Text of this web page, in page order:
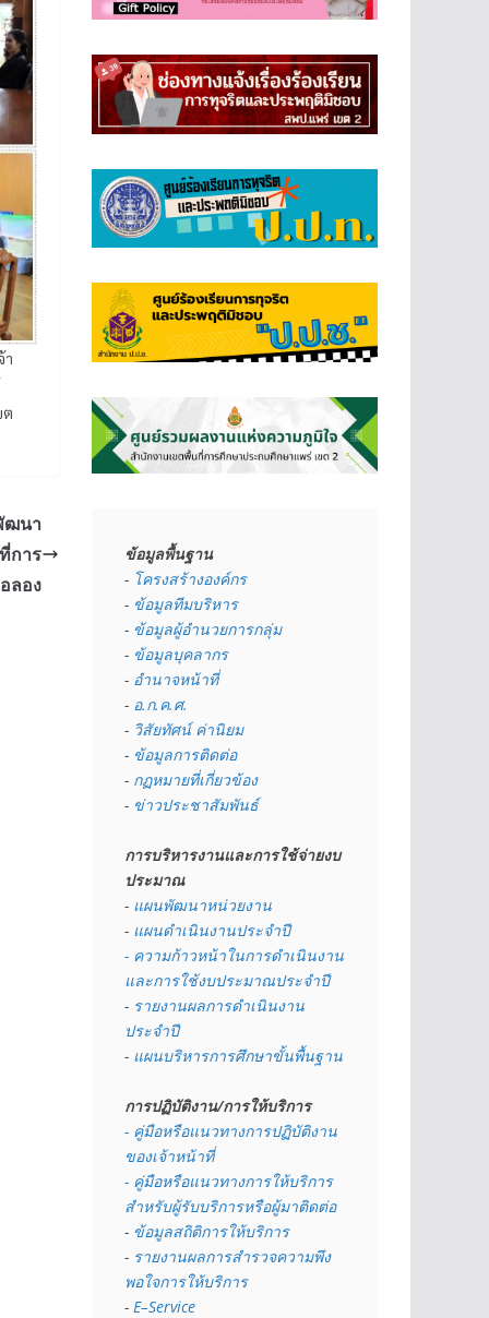
า
ต
ฒนา
การ
ลอง
ข้อมูลพื้นฐาน
- โครงสร้างองค์กร
- ข้อมูลทีมบริหาร
- ข้อมูลผู้อำนวยการกลุ่ม
- ข้อมูลบุคลากร
- อำนาจหน้าที่
- อ.ก.ค.ศ.
- วิสัยทัศน์ ค่านิยม
- ข้อมูลการติดต่อ
- กฏหมายที่เกี่ยวข้อง
- ข่าวประชาสัมพันธ์
การบริหารงานและการใช้จ่ายงบ
ประมาณ
- แผนพัฒนาหน่วยงาน
- แผนดำเนินงานประจำปี
- ความก้าวหน้าในการดำเนินงาน
และการใช้งบประมาณประจำปี
- รายงานผลการดำเนินงาน
ประจำปี
- แผนบริหารการศึกษาขั้นพื้นฐาน
การปฏิบัติงาน/การให้บริการ
- คู่มือหรือแนวทางการปฏิบัติงาน
ของเจ้าหน้าที่
- คู่มือหรือแนวทางการให้บริการ
สำหรับผู้รับบริการหรือผู้มาติดต่อ
- ข้อมูลสถิติการให้บริการ
- รายงานผลการสำรวจความพึง
พอใจการให้บริการ
- E–Service